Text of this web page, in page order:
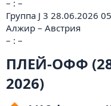
– : –
Группа J 3 28.06.2026
Алжир – Австрия
– : –
ПЛЕЙ-ОФФ
2026)